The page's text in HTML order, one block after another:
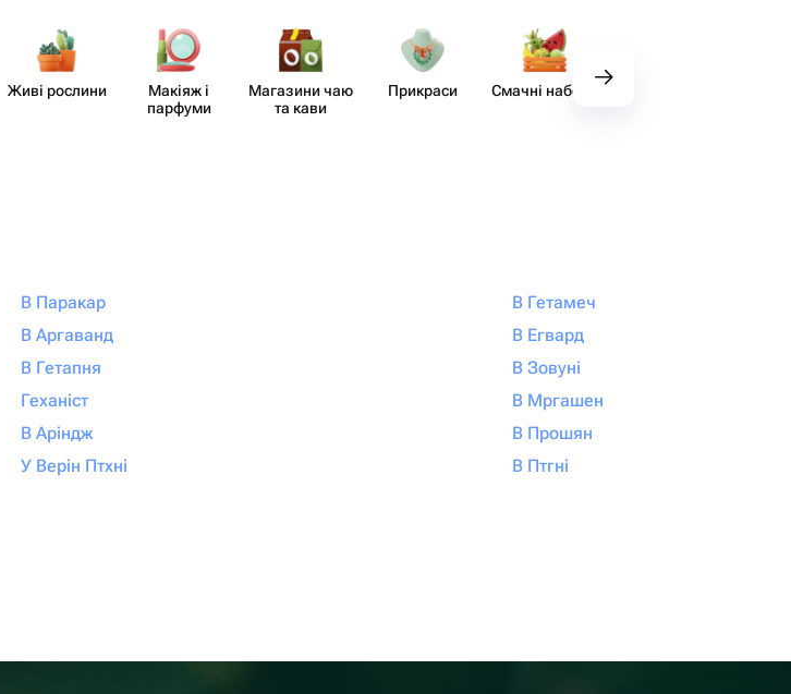
Живі рослини
Макіяж і
парфуми
Магазини чаю
та кави
Прикраси Смачні набори
В Паракар
В Аргаванд
В Гетапня
Геханіст
В Аріндж
У Верін Птхні
В Гетамеч
В Егвард
В Зовуні
В Мргашен
В Прошян
В Птгні